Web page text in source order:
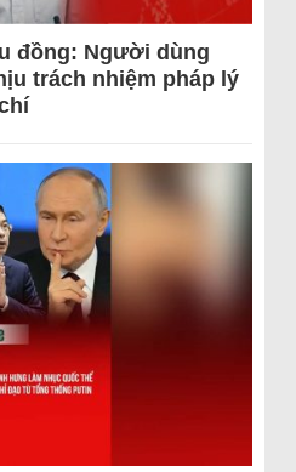
đồng: Người dùng
trách nhiệm pháp lý